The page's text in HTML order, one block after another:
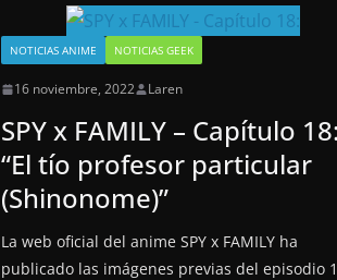
NOTICIAS ANIME NOTICIAS GEEK
16 noviembre, 2022 Laren
SPY x FAMILY – Capítulo 18:
“El tío profesor particular
(Shinonome)”
La web oficial del anime SPY x FAMILY ha
publicado las imágenes previas del episodio